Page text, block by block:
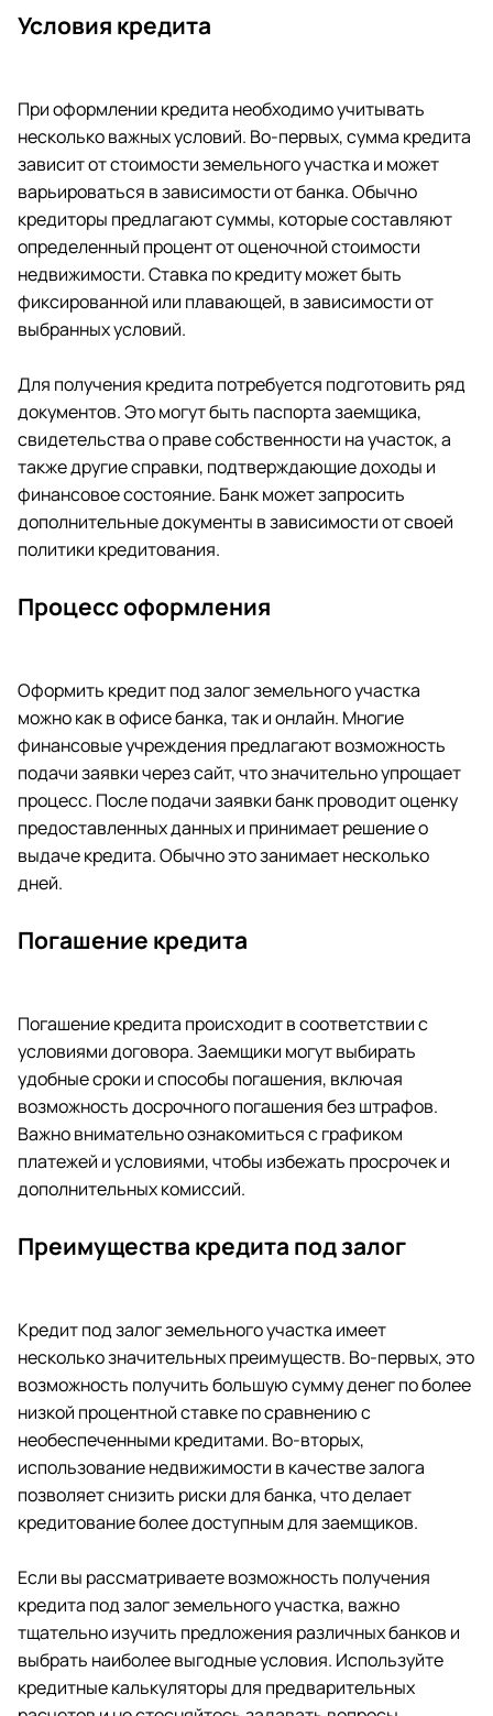
Условия кредита
При оформлении кредита необходимо учитывать
несколько важных условий. Во-первых, сумма кредита
зависит от стоимости земельного участка и может
варьироваться в зависимости от банка. Обычно
кредиторы предлагают суммы, которые составляют
определенный процент от оценочной стоимости
недвижимости. Ставка по кредиту может быть
фиксированной или плавающей, в зависимости от
выбранных условий.
Для получения кредита потребуется подготовить ряд
документов. Это могут быть паспорта заемщика,
свидетельства о праве собственности на участок, а
также другие справки, подтверждающие доходы и
финансовое состояние. Банк может запросить
дополнительные документы в зависимости от своей
политики кредитования.
Процесс оформления
Оформить кредит под залог земельного участка
можно как в офисе банка, так и онлайн. Многие
финансовые учреждения предлагают возможность
подачи заявки через сайт, что значительно упрощает
процесс. После подачи заявки банк проводит оценку
предоставленных данных и принимает решение о
выдаче кредита. Обычно это занимает несколько
дней.
Погашение кредита
Погашение кредита происходит в соответствии с
условиями договора. Заемщики могут выбирать
удобные сроки и способы погашения, включая
возможность досрочного погашения без штрафов.
Важно внимательно ознакомиться с графиком
платежей и условиями, чтобы избежать просрочек и
дополнительных комиссий.
Преимущества кредита под залог
Кредит под залог земельного участка имеет
несколько значительных преимуществ. Во-первых, это
возможность получить большую сумму денег по более
низкой процентной ставке по сравнению с
необеспеченными кредитами. Во-вторых,
использование недвижимости в качестве залога
позволяет снизить риски для банка, что делает
кредитование более доступным для заемщиков.
Если вы рассматриваете возможность получения
кредита под залог земельного участка, важно
тщательно изучить предложения различных банков и
выбрать наиболее выгодные условия. Используйте
кредитные калькуляторы для предварительных